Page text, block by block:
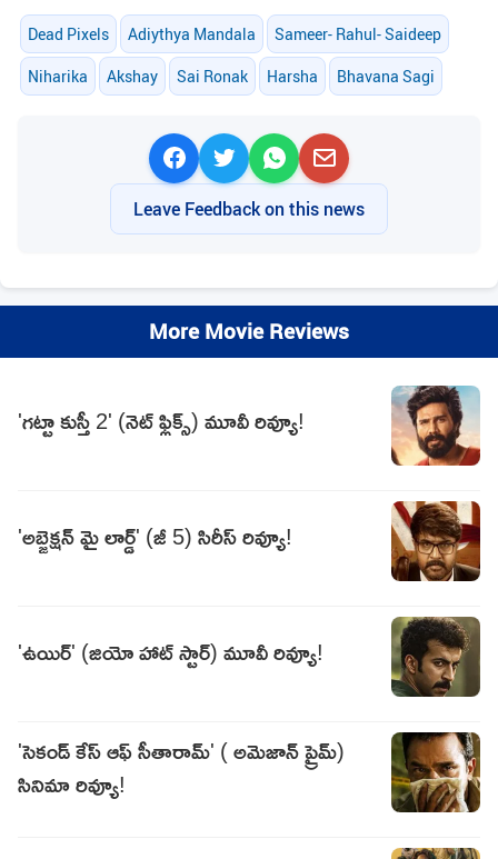
Dead Pixels Adiythya Mandala Sameer- Rahul- Saideep
Niharika Akshay Sai Ronak Harsha Bhavana Sagi
Leave Feedback on this news
More Movie Reviews
'గట్టా కుస్తీ 2' (నెట్ ఫ్లిక్స్) మూవీ రివ్యూ!
'అబ్జెక్షన్ మై లార్డ్' (జీ 5) సిరీస్ రివ్యూ!
'ఉయిర్' (జియో హాట్ స్టార్) మూవీ రివ్యూ!
'సెకండ్ కేస్ ఆఫ్ సీతారామ్' ( అమెజాన్ ప్రైమ్)
సినిమా రివ్యూ!